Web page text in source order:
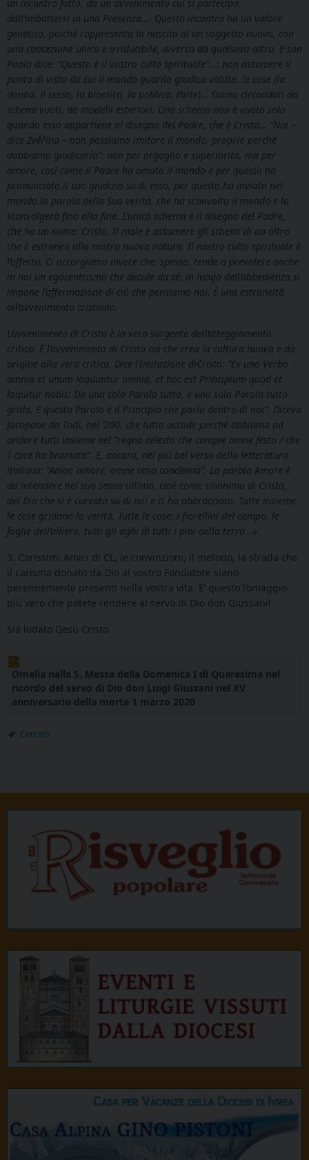
un incontro fatto, da un avvenimento cui si partecipa,
dall’imbattersi in una Presenza…. Questo incontro ha un valore
genetico, poiché rappresenta la nascita di un soggetto nuovo, con
una concezione unica e irriducibile, diversa da qualsiasi altra. E san
Paolo dice: “Questo è il vostro culto spirituale”…: non assumere il
punto di vista da cui il mondo guarda giudica valuta. le cose (la
donna, il sesso, la bioetica, la politica, l’arte)… Siamo circondati da
schemi vuoti, da modelli esteriori. Uno schema non è vuoto solo
quando esso appartiene al disegno del Padre, che è Cristo… “Noi –
dice Zvěřína – non possiamo imitare il mondo, proprio perché
dobbiamo giudicarlo”: non per orgoglio e superiorità, ma per
amore, così come il Padre ha amato il mondo e per questo ha
pronunciato il suo giudizio su di esso, per questo ha inviato nel
mondo la parola della Sua verità, che ha sconvolto il mondo e lo
sconvolgerà fino alla fine. L’unico schema è il disegno del Padre,
che ha un nome: Cristo. Il male è assumere gli schemi di un altro
che è estraneo alla nostra nuova natura. Il nostro culto spirituale è
l’offerta. Ci accorgiamo invece che, spesso, tende a prevalere anche
in noi un egocentrismo che decide da sé: in luogo dell’obbedienza si
impone l’affermazione di ciò che pensiamo noi. È una estraneità
all’avvenimento cristiano.
L’avvenimento di Cristo è la vera sorgente dell’atteggiamento
critico. È l’avvenimento di Cristo ciò che crea la cultura nuova e dà
origine alla vera critica. Dice l’Imitazione diCristo: “Ex uno Verbo
omnia et unum loquuntur omnia, et hoc est Principium quod et
loquitur nobis: Da una sola Parola tutto, e una sola Parola tutto
grida. E questa Parola è il Principio che parla dentro di noi”. Diceva
Jacopone da Todi, nel ’200, che tutto accade perché abbiamo ad
andare tutti insieme nel “regno celesto che compie omne festo / che
’l core ha bramato”. E, ancora, nel più bel verso della letteratura
italiana: “Amor, amore, omne cosa conclama”. La parola Amore è
da intendere nel suo senso ultimo, cioè come sinonimo di Cristo,
del Dio che si è curvato su di noi e ci ha abbracciato. Tutte insieme
le cose gridano la verità. Tutte le cose: i fiorellini del campo, le
foglie dell’albero, tutti gli aghi di tutti i pini della terra…».
3. Carissimi Amici di CL, le convinzioni, il metodo, la strada che
il carisma donato da Dio al vostro Fondatore siano
perennemente presenti nella vostra vita. E’ questo l’omaggio
più vero che potete rendere al servo di Dio don Giussani!
Sia lodato Gesù Cristo.
Omelia nella S. Messa della Domenica I di Quaresima nel
ricordo del servo di Dio don Luigi Giussani nel XV
anniversario della morte 1 marzo 2020
Cerrato